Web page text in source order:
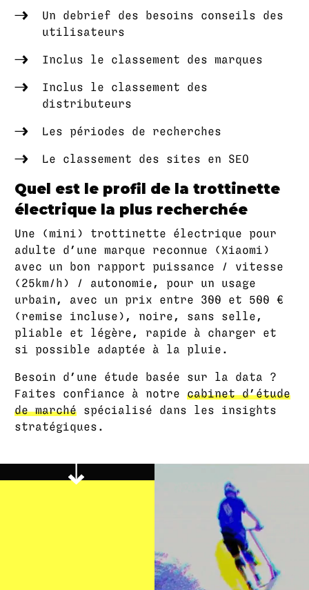
Un debrief des besoins conseils des
utilisateurs
Inclus le classement des marques
Inclus le classement des
distributeurs
Les périodes de recherches
Le classement des sites en SEO
Quel est le profil de la trottinette
électrique la plus recherchée
Une (mini) trottinette électrique pour
adulte d’une marque reconnue (Xiaomi)
avec un bon rapport puissance / vitesse
(25km/h) / autonomie, pour un usage
urbain, avec un prix entre 300 et 500 €
(remise incluse), noire, sans selle,
pliable et légère, rapide à charger et
si possible adaptée à la pluie.
Besoin d’une étude basée sur la data ?
Faites confiance à notre cabinet d’étude
de marché spécialisé dans les insights
stratégiques.